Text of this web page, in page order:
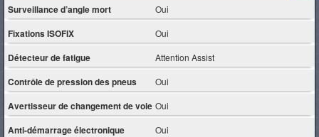
Surveillance d’angle mort Oui
Fixations ISOFIX Oui
Détecteur de fatigue Attention Assist
Contrôle de pression des pneus Oui
Avertisseur de changement de voie Oui
Anti-démarrage électronique Oui